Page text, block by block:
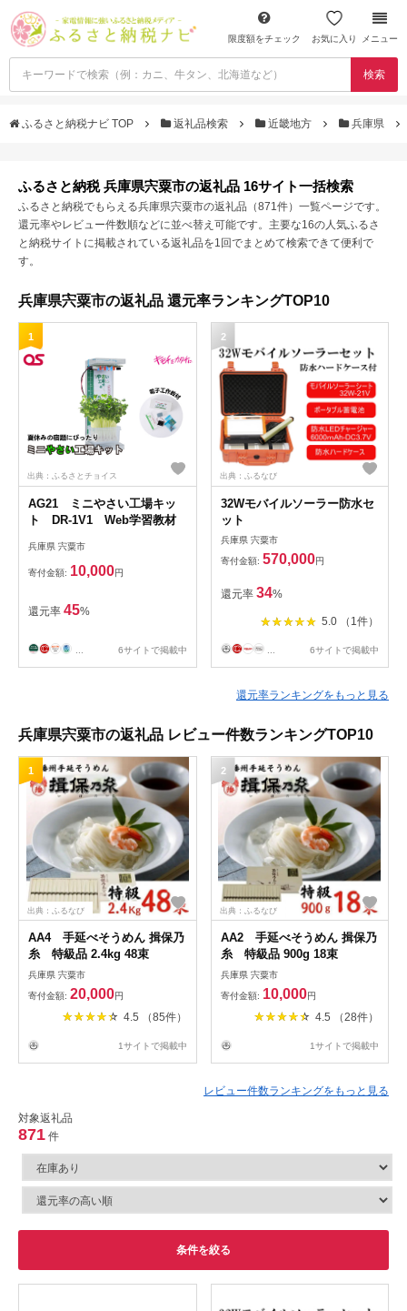
限度額をチェック お気に入り メニュー
検索
ふるさと納税ナビ TOP 返礼品検索 近畿地方 兵庫県
ふるさと納税 兵庫県宍粟市の返礼品 16サイト一括検索
ふるさと納税でもらえる兵庫県宍粟市の返礼品（871件）一覧ページです。
還元率やレビュー件数順などに並べ替え可能です。主要な16の人気ふるさ
と納税サイトに掲載されている返礼品を1回でまとめて検索できて便利で
す。
兵庫県宍粟市の返礼品 還元率ランキングTOP10
1
出典：ふるさとチョイス
AG21 ミニやさい工場キッ
ト DR-1V1 Web学習教材
兵庫県 宍粟市
寄付金額: 10,000円
還元率 45%
... 6サイトで掲載中
2
出典：ふるなび
32Wモバイルソーラー防水セ
ット
兵庫県 宍粟市
寄付金額: 570,000円
還元率 34%
5.0 （1件）
... 6サイトで掲載中
還元率ランキングをもっと見る
兵庫県宍粟市の返礼品 レビュー件数ランキングTOP10
1
出典：ふるなび
AA4 手延べそうめん 揖保乃
糸 特級品 2.4kg 48束
兵庫県 宍粟市
寄付金額: 20,000円
4.5 （85件）
1サイトで掲載中
2
出典：ふるなび
AA2 手延べそうめん 揖保乃
糸 特級品 900g 18束
兵庫県 宍粟市
寄付金額: 10,000円
4.5 （28件）
1サイトで掲載中
レビュー件数ランキングをもっと見る
対象返礼品
871 件
条件を絞る